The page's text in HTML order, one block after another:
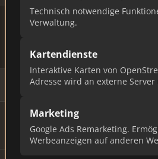
Technisch notwendige
Verwaltung.
Kartendienste
Interaktive Karten von
Adresse wird an externe
Marketing
Google Ads Remarketing.
Werbeanzeigen auf anderen